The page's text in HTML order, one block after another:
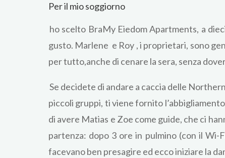
Per il mio soggiorno
ho scelto BraMy Eiedom Apartments, a
gusto. Marlene e Roy , i proprietari, sono
per tutto,anche di cenare la sera, senza
Se decidete di andare a caccia delle
piccoli gruppi, ti viene fornito
di avere Matias e Zoe come guide, che ci
partenza: dopo 3 ore in pulmino (con il
facevano ben presagire ed ecco iniziare la